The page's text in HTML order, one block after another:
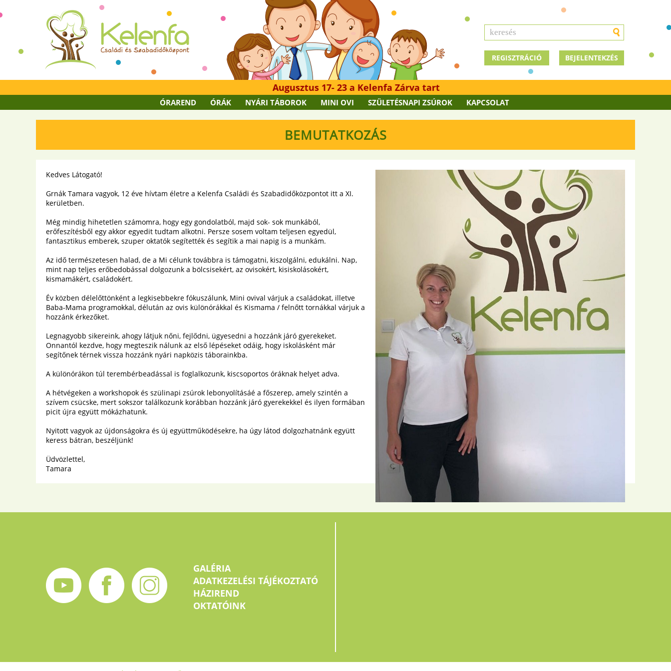
REGISZTRÁCIÓ BEJELENTEKZÉS
Augusztus 17- 23 a Kelenfa Zárva tart
ÓRAREND ÓRÁK NYÁRI TÁBOROK MINI OVI SZÜLETÉSNAPI ZSÚROK KAPCSOLAT
BEMUTATKOZÁS
Kedves Látogató!
Grnák Tamara vagyok, 12 éve hívtam életre a Kelenfa Családi és Szabadidőközpontot itt a XI.
kerületben.
Még mindig hihetetlen számomra, hogy egy gondolatból, majd sok- sok munkából,
erőfeszítésből egy akkor egyedit tudtam alkotni. Persze sosem voltam teljesen egyedül,
fantasztikus emberek, szuper oktatók segítették és segítik a mai napig is a munkám.
Az idő természetesen halad, de a Mi célunk továbbra is támogatni, kiszolgálni, edukálni. Nap,
mint nap teljes erőbedobással dolgozunk a bölcsisekért, az ovisokért, kisiskolásokért,
kismamákért, családokért.
Év közben délelőttönként a legkisebbekre fókuszálunk, Mini ovival várjuk a családokat, illetve
Baba-Mama programokkal, délután az ovis különórákkal és Kismama / felnőtt tornákkal várjuk a
hozzánk érkezőket.
Legnagyobb sikereink, ahogy látjuk nőni, fejlődni, ügyesedni a hozzánk járó gyerekeket.
Onnantól kezdve, hogy megteszik nálunk az első lépéseket odáig, hogy iskolásként már
segítőnek térnek vissza hozzánk nyári napközis táborainkba.
A különórákon túl terembérbeadással is foglalkozunk, kiscsoportos óráknak helyet adva.
A hétvégeken a workshopok és szülinapi zsúrok lebonyolításáé a főszerep, amely szintén a
szívem csücske, mert sokszor találkozunk korábban hozzánk járó gyerekekkel és ilyen formában
picit újra együtt mókázhatunk.
Nyitott vagyok az újdonságokra és új együttműködésekre, ha úgy látod dolgozhatnánk együtt
keress bátran, beszéljünk!
Üdvözlettel,
Tamara
GALÉRIA
ADATKEZELÉSI TÁJÉKOZTATÓ
HÁZIREND
OKTATÓINK